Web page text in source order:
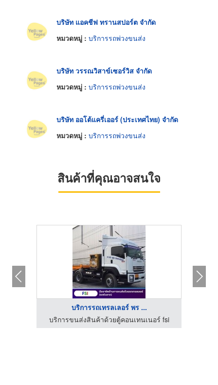
บริษัท แอคชีฟ ทรานสปอร์ต จำกัด
หมวดหมู่ : บริการรถพ่วงขนส่ง
บริษัท วรรณวิสาข์เซอร์วิส จำกัด
หมวดหมู่ : บริการรถพ่วงขนส่ง
บริษัท ออโต้แครี่เออร์ (ประเทศไทย) จำกัด
หมวดหมู่ : บริการรถพ่วงขนส่ง
สินค้าที่คุณอาจสนใจ
บริการรถเทรลเลอร์ พร ...
บริการขนส่งสินค้าด้วยตู้คอนเทนเนอร์ fsi